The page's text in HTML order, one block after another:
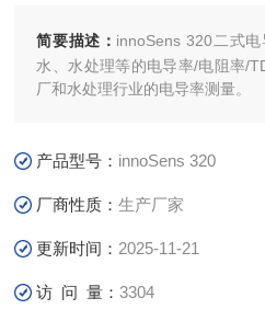
简要描述： innoSens 320二式
水、水处理等的电导率/电阻率/
厂和水处理行业的电导率测量。
产品型号： innoSens 320
厂商性质：生产厂家
更新时间： 2025-11-21
访 问 量：3304